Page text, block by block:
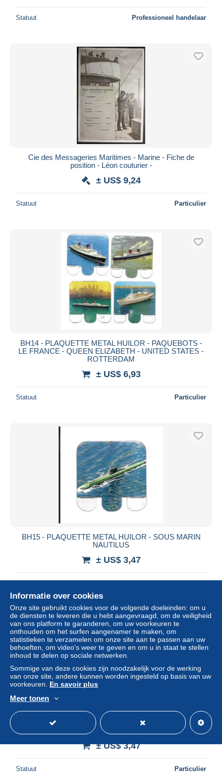
Statuut Professioneel handelaar
Cie des Messageries Maritimes - Marine - Fiche de
position - Léon couturier -
± US$ 9,24
Statuut Particulier
BH14 - PLAQUETTE METAL HUILOR - PAQUEBOTS -
LE FRANCE - QUEEN ELIZABETH - UNITED STATES -
ROTTERDAM
± US$ 6,93
Statuut Particulier
BH15 - PLAQUETTE METAL HUILOR - SOUS MARIN
NAUTILUS
± US$ 3,47
BN12 - IMAGES CIGARETTES JOSETTI - MARINE A
VOILE
± US$ 3,47
Statuut Particulier
Informatie over cookies
Onze site gebruikt cookies voor de volgende doeleinden: om u
de diensten te leveren die u hebt aangevraagd, om de veiligheid
van ons platform te garanderen, om uw voorkeuren te
onthouden om het surfen aangenamer te maken, om
statistieken te verzamelen om onze site aan te passen aan uw
behoeften, om video's weer te geven en om u in staat te stellen
inhoud te delen op sociale netwerken.
Sommige van deze cookies zijn noodzakelijk voor de werking
van onze site, andere kunnen worden ingesteld op basis van uw
voorkeuren. En savoir plus
Meer tonen